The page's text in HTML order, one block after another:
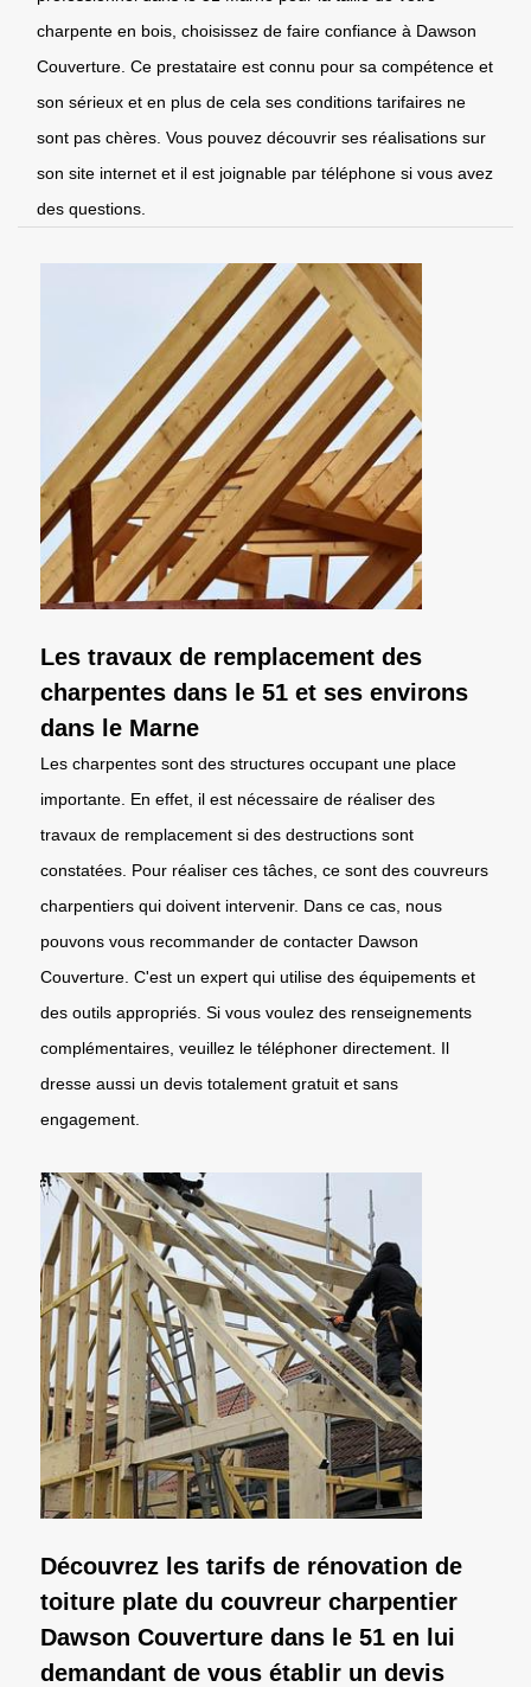
charpente en bois, choisissez de faire confiance à Dawson
Couverture. Ce prestataire est connu pour sa compétence et
son sérieux et en plus de cela ses conditions tarifaires ne
sont pas chères. Vous pouvez découvrir ses réalisations sur
son site internet et il est joignable par téléphone si vous avez
des questions.
Les travaux de remplacement des
charpentes dans le 51 et ses environs
dans le Marne
Les charpentes sont des structures occupant une place
importante. En effet, il est nécessaire de réaliser des
travaux de remplacement si des destructions sont
constatées. Pour réaliser ces tâches, ce sont des couvreurs
charpentiers qui doivent intervenir. Dans ce cas, nous
pouvons vous recommander de contacter Dawson
Couverture. C'est un expert qui utilise des équipements et
des outils appropriés. Si vous voulez des renseignements
complémentaires, veuillez le téléphoner directement. Il
dresse aussi un devis totalement gratuit et sans
engagement.
Découvrez les tarifs de rénovation de
toiture plate du couvreur charpentier
Dawson Couverture dans le 51 en lui
demandant de vous établir un devis